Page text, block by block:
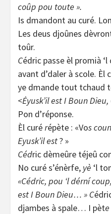
coûp pou toute ».
Is dmandont au curé.
Les deus djoûnes
toûr.
Cédric passe èl promià
avant d’daler à scole. Èl
ye dmande tout tchaud
<Ėyusk’il est I Boun
Pon d’réponse.
Èl curérépète : «Vos
Eyusk’il est? »
Cédric dèmeûre téjeû
No curé s’énèrfe, yè ‘l
«Cédric, pou ‘l dérní
est I Boun Dieu… » C
djambes à spale… I pèt